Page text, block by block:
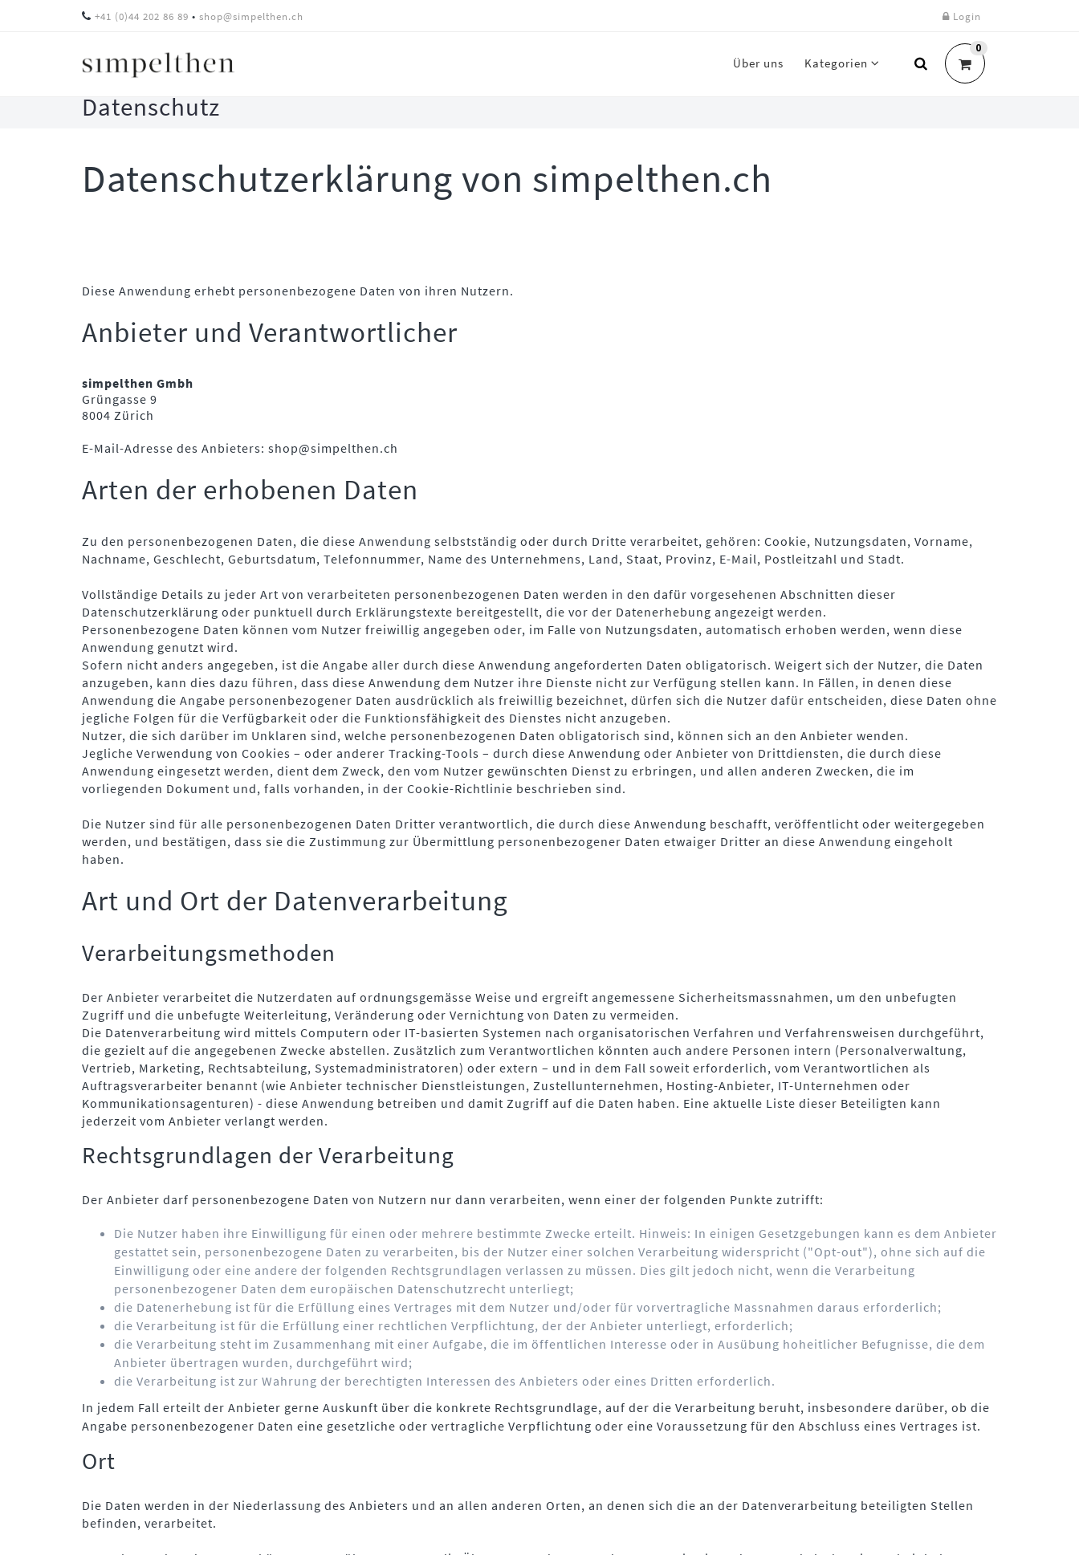
+41 (0)44 202 86 89 • shop@simpelthen.ch Login
Über uns Kategorien
0
Datenschutz
Datenschutzerklärung von simpelthen.ch
Diese Anwendung erhebt personenbezogene Daten von ihren Nutzern.
Anbieter und Verantwortlicher
simpelthen Gmbh
Grüngasse 9
8004 Zürich
E-Mail-Adresse des Anbieters: shop@simpelthen.ch
Arten der erhobenen Daten
Zu den personenbezogenen Daten, die diese Anwendung selbstständig oder durch Dritte verarbeitet, gehören: Cookie, Nutzungsdaten, Vorname,
Nachname, Geschlecht, Geburtsdatum, Telefonnummer, Name des Unternehmens, Land, Staat, Provinz, E-Mail, Postleitzahl und Stadt.
Vollständige Details zu jeder Art von verarbeiteten personenbezogenen Daten werden in den dafür vorgesehenen Abschnitten dieser
Datenschutzerklärung oder punktuell durch Erklärungstexte bereitgestellt, die vor der Datenerhebung angezeigt werden.
Personenbezogene Daten können vom Nutzer freiwillig angegeben oder, im Falle von Nutzungsdaten, automatisch erhoben werden, wenn diese
Anwendung genutzt wird.
Sofern nicht anders angegeben, ist die Angabe aller durch diese Anwendung angeforderten Daten obligatorisch. Weigert sich der Nutzer, die Daten
anzugeben, kann dies dazu führen, dass diese Anwendung dem Nutzer ihre Dienste nicht zur Verfügung stellen kann. In Fällen, in denen diese
Anwendung die Angabe personenbezogener Daten ausdrücklich als freiwillig bezeichnet, dürfen sich die Nutzer dafür entscheiden, diese Daten ohne
jegliche Folgen für die Verfügbarkeit oder die Funktionsfähigkeit des Dienstes nicht anzugeben.
Nutzer, die sich darüber im Unklaren sind, welche personenbezogenen Daten obligatorisch sind, können sich an den Anbieter wenden.
Jegliche Verwendung von Cookies – oder anderer Tracking-Tools – durch diese Anwendung oder Anbieter von Drittdiensten, die durch diese
Anwendung eingesetzt werden, dient dem Zweck, den vom Nutzer gewünschten Dienst zu erbringen, und allen anderen Zwecken, die im
vorliegenden Dokument und, falls vorhanden, in der Cookie-Richtlinie beschrieben sind.
Die Nutzer sind für alle personenbezogenen Daten Dritter verantwortlich, die durch diese Anwendung beschafft, veröffentlicht oder weitergegeben
werden, und bestätigen, dass sie die Zustimmung zur Übermittlung personenbezogener Daten etwaiger Dritter an diese Anwendung eingeholt
haben.
Art und Ort der Datenverarbeitung
Verarbeitungsmethoden
Der Anbieter verarbeitet die Nutzerdaten auf ordnungsgemässe Weise und ergreift angemessene Sicherheitsmassnahmen, um den unbefugten
Zugriff und die unbefugte Weiterleitung, Veränderung oder Vernichtung von Daten zu vermeiden.
Die Datenverarbeitung wird mittels Computern oder IT-basierten Systemen nach organisatorischen Verfahren und Verfahrensweisen durchgeführt,
die gezielt auf die angegebenen Zwecke abstellen. Zusätzlich zum Verantwortlichen könnten auch andere Personen intern (Personalverwaltung,
Vertrieb, Marketing, Rechtsabteilung, Systemadministratoren) oder extern – und in dem Fall soweit erforderlich, vom Verantwortlichen als
Auftragsverarbeiter benannt (wie Anbieter technischer Dienstleistungen, Zustellunternehmen, Hosting-Anbieter, IT-Unternehmen oder
Kommunikationsagenturen) - diese Anwendung betreiben und damit Zugriff auf die Daten haben. Eine aktuelle Liste dieser Beteiligten kann
jederzeit vom Anbieter verlangt werden.
Rechtsgrundlagen der Verarbeitung
Der Anbieter darf personenbezogene Daten von Nutzern nur dann verarbeiten, wenn einer der folgenden Punkte zutrifft:
Die Nutzer haben ihre Einwilligung für einen oder mehrere bestimmte Zwecke erteilt. Hinweis: In einigen Gesetzgebungen kann es dem Anbieter
gestattet sein, personenbezogene Daten zu verarbeiten, bis der Nutzer einer solchen Verarbeitung widerspricht ("Opt-out"), ohne sich auf die
Einwilligung oder eine andere der folgenden Rechtsgrundlagen verlassen zu müssen. Dies gilt jedoch nicht, wenn die Verarbeitung
personenbezogener Daten dem europäischen Datenschutzrecht unterliegt;
die Datenerhebung ist für die Erfüllung eines Vertrages mit dem Nutzer und/oder für vorvertragliche Massnahmen daraus erforderlich;
die Verarbeitung ist für die Erfüllung einer rechtlichen Verpflichtung, der der Anbieter unterliegt, erforderlich;
die Verarbeitung steht im Zusammenhang mit einer Aufgabe, die im öffentlichen Interesse oder in Ausübung hoheitlicher Befugnisse, die dem
Anbieter übertragen wurden, durchgeführt wird;
die Verarbeitung ist zur Wahrung der berechtigten Interessen des Anbieters oder eines Dritten erforderlich.
In jedem Fall erteilt der Anbieter gerne Auskunft über die konkrete Rechtsgrundlage, auf der die Verarbeitung beruht, insbesondere darüber, ob die
Angabe personenbezogener Daten eine gesetzliche oder vertragliche Verpflichtung oder eine Voraussetzung für den Abschluss eines Vertrages ist.
Ort
Die Daten werden in der Niederlassung des Anbieters und an allen anderen Orten, an denen sich die an der Datenverarbeitung beteiligten Stellen
befinden, verarbeitet.